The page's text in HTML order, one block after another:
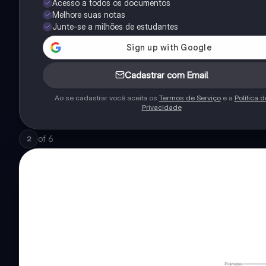
Acesso a todos os documentos
Melhore suas notas
Junte-se a milhões de estudantes
Cadastrar com Email
Ao se cadastrar você aceita os Termos de Serviçoe a Política
Privacidade
2 of 6